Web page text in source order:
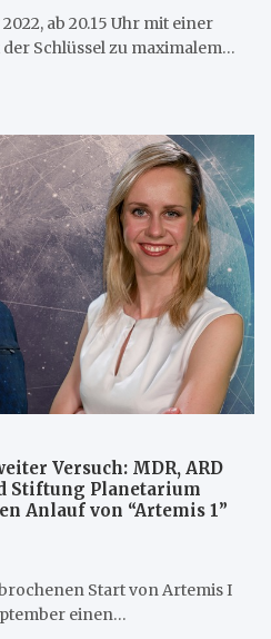
ab 20.15 Uhr mit einer
Schlüssel zu maximalem…
Versuch: MDR, ARD
Stiftung Planetarium
Anlauf von “Artemis 1”
Start von Artemis I
einen…